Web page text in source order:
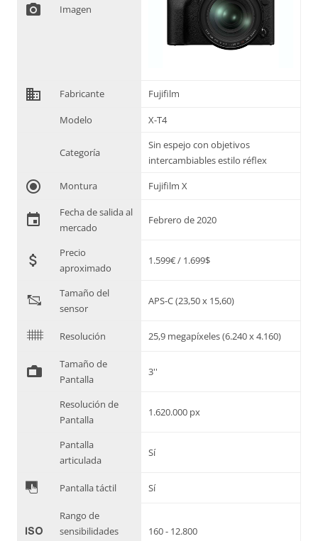
photo_camera Imagen
domain Fabricante Fujifilm
Modelo X-T4
Categoría
Sin espejo con objetivos
intercambiables estilo réflex
radio_button_checked Montura Fujifilm X
event
Fecha de salida al
mercado
Febrero de 2020
attach_money
Precio
aproximado
1.599€ / 1.699$
"
Tamaño del
sensor
APS-C (23,50 x 15,60)
$ Resolución 25,9 megapíxeles (6.240 x 4.160)
%
Tamaño de
Pantalla
3''
Resolución de
Pantalla
1.620.000 px
Pantalla
articulada
Sí
& Pantalla táctil Sí
'
Rango de
sensibilidades
160 - 12.800